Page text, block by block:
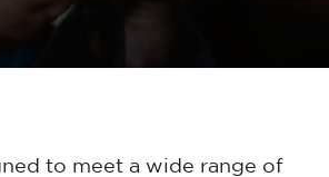
to meet a wide range of